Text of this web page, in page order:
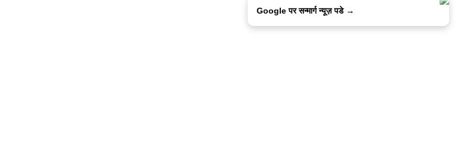
Google पर सन्मार्ग न्यूज़ पडे →